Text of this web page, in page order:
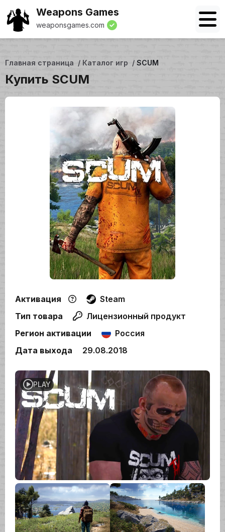
Weapons Games
weaponsgames.com
Главная страница Каталог игр SCUM
Купить SCUM
Активация
Steam
Тип товара
Лицензионный продукт
Регион активации
Россия
Дата выхода
29.08.2018
PLAY